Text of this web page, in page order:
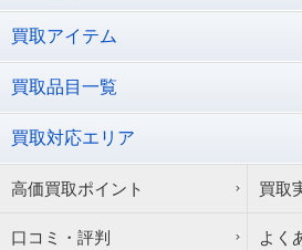
買取アイテム
買取品目一覧
買取対応エリア
高価買取ポイント 買取
口コミ・評判 よく